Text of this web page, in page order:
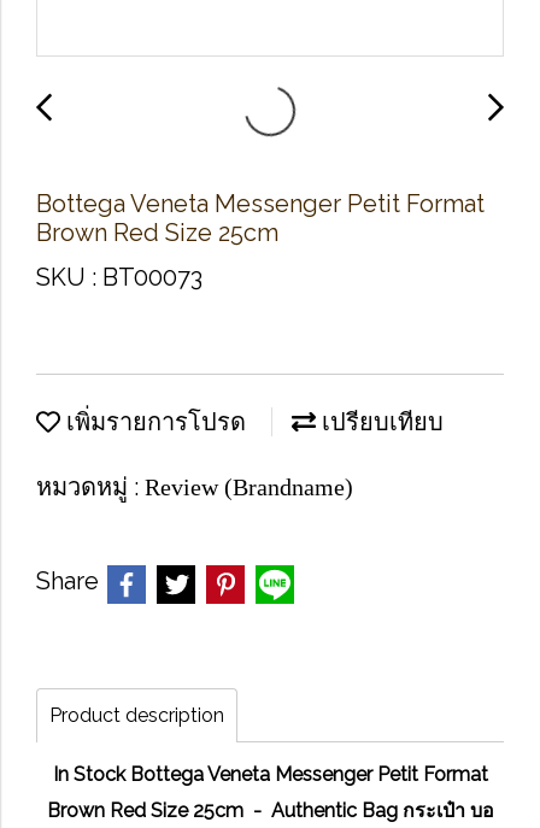
Bottega Veneta Messenger Petit Format
Brown Red Size 25cm
SKU : BT00073
เพิ่มรายการโปรด เปรียบเทียบ
หมวดหมู่ : Review (Brandname)
Share
Product description
In Stock Bottega Veneta Messenger Petit Format
Brown Red Size 25cm - Authentic Bag กระเป๋า บอ